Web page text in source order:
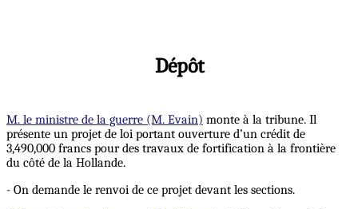
Dépôt
M. le ministre de la guerre (M. Evain) monte à la tribune. Il
présente un projet de loi portant ouverture d’un crédit de
3,490,000 francs pour des travaux de fortification à la frontière
du côté de la Hollande.
- On demande le renvoi de ce projet devant les sections.